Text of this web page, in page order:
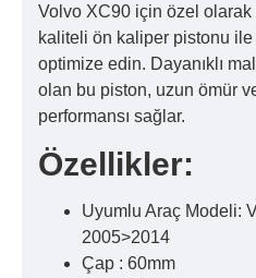
Volvo XC90 için özel olarak
kaliteli ön kaliper pistonu
optimize edin. Dayanıklı
olan bu piston, uzun ömür
performansı sağlar.
Özellikler:
Uyumlu Araç Modeli:
2005>2014
Çap : 60mm